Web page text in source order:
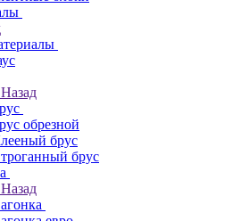
Назад
обрезной
брус
брус
Назад